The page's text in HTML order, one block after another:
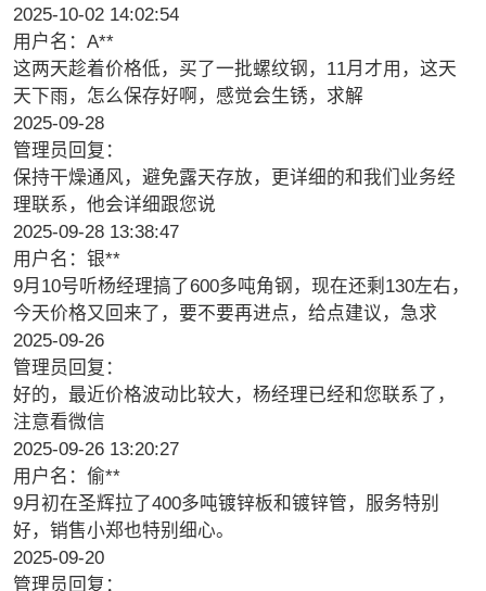
2025-10-02 14:02:54
用户名：A**
这两天趁着价格低，买了一批螺纹钢，11月才用，这天
天下雨，怎么保存好啊，感觉会生锈，求解
2025-09-28
管理员回复：
保持干燥通风，避免露天存放，更详细的和我们业务经
理联系，他会详细跟您说
2025-09-28 13:38:47
用户名：银**
9月10号听杨经理搞了600多吨角钢，现在还剩130左右，
今天价格又回来了，要不要再进点，给点建议，急求
2025-09-26
管理员回复：
好的，最近价格波动比较大，杨经理已经和您联系了，
注意看微信
2025-09-26 13:20:27
用户名：偷**
9月初在圣辉拉了400多吨镀锌板和镀锌管，服务特别
好，销售小郑也特别细心。
2025-09-20
管理员回复：